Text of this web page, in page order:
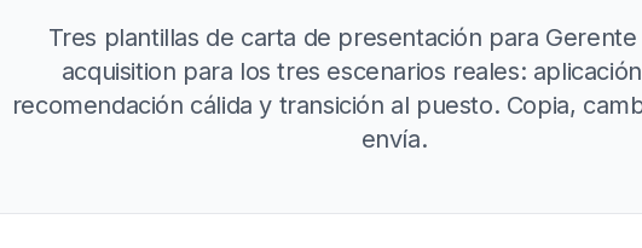
Tres plantillas de carta de presentación para
acquisition para los tres escenarios reales:
recomendación cálida y transición al puesto. Copia,
envía.